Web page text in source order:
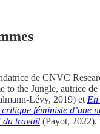
de CNVC
to the Jungle, autrice de
Lévy, 2019) etEn
féministe d’une
du travail (Payot, 2022).